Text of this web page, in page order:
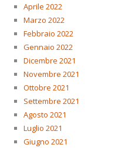
Aprile 2022
Marzo 2022
Febbraio 2022
Gennaio 2022
Dicembre 2021
Novembre 2021
Ottobre 2021
Settembre 2021
Agosto 2021
Luglio 2021
Giugno 2021